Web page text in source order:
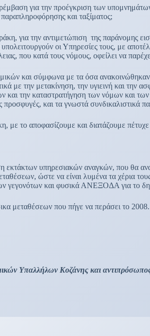
για την προέγκριση των
και ταξίματος;
για την αντιμετώπιση της παράνομης
υπολειτουργούν οι Υπηρεσίες τους, με
που κατά τους νόμους, οφείλει να
και σύμφωνα με τα όσα ανακοινώθηκαν
με την μετακίνηση, την υγιεινή και
και την καταστρατήγηση των νόμων
και τα γνωστά συνδικαλιστικά
το αποφασίζουμε και διατάζουμε
υπηρεσιακών αναγκών, που θα
ώστε να είναι λυμένα τα χέρια
γεγονότων και φυσικά ΑΝΕΞΟΔΑ για το
μεταθέσεων που πήγε να περάσει το
Υπαλλήλων Κοζάνης και